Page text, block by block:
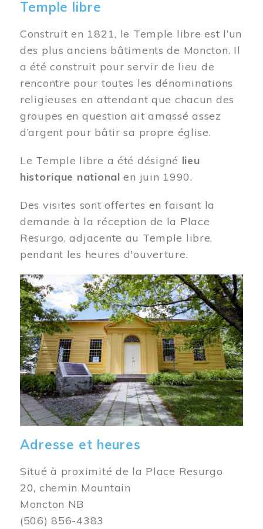
Temple libre
Construit en 1821, le Temple libre est l’un
des plus anciens bâtiments de Moncton. Il
a été construit pour servir de lieu de
rencontre pour toutes les dénominations
religieuses en attendant que chacun des
groupes en question ait amassé assez
d’argent pour bâtir sa propre église.
Le Temple libre a été désigné lieu
historique national en juin 1990.
Des visites sont offertes en faisant la
demande à la réception de la Place
Resurgo, adjacente au Temple libre,
pendant les heures d'ouverture.
Image
Adresse et heures
Situé à proximité de la Place Resurgo
20, chemin Mountain
Moncton NB
(506) 856-4383